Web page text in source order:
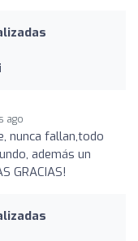
ago
nunca fallan,todo
además un
GRACIAS!